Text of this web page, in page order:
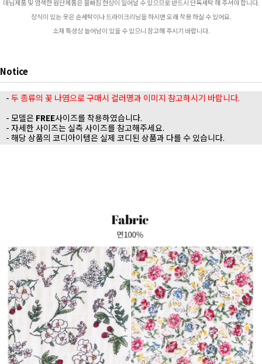
데님제품 및 염색한 원단제품은 물빠짐 현상이 일어날 수 있으므로 반드시 단독세탁 해 주셔야 합니다.
장식이 있는 옷은 손세탁이나 드라이크리닝을 하시면 오래 착용 하실 수 있어요.
소재 특성상 늘어남이 있을 수 있으니 참고해 주시기 바랍니다.
Notice
- 두 종류의 꽃 나염으로 구매시 컬러명과 이미지 참고하시기 바랍니다.
- 모델은 FREE사이즈를 착용하였습니다.
- 자세한 사이즈는 실측 사이즈를 참고해주세요.
- 해당 상품의 코디아이템은 실제 코디된 상품과 다를 수 있습니다.